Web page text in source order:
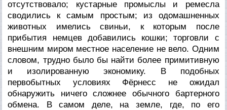
отсутствовало; кустарные промыслы и ремесла
сводились к самым простым; из одомашненных
животных имелись свиньи, к которым после
прибытия немцев добавились кошки; торговли с
внешним миром местное население не вело. Одним
словом, трудно было бы найти более примитивную
и изолированную экономику. В подобных
первобытных условиях Фёрнесс не ожидал
обнаружить ничего сложнее обычного бартерного
обмена. В самом деле, на земле, где, по его